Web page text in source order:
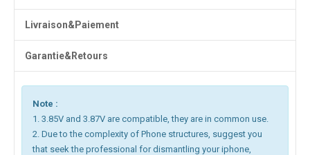
Livraison&Paiement
Garantie&Retours
Note :
1. 3.85V and 3.87V are compatible, they are in common use.
2. Due to the complexity of Phone structures, suggest you
that seek the professional for dismantling your iphone,